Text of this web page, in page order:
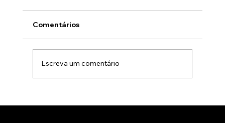
Comentários
Escreva um comentário